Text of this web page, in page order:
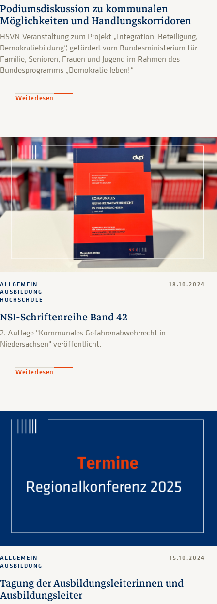
Podiumsdiskussion zu kommunalen
Möglichkeiten und Handlungskorridoren
HSVN-Veranstaltung zum Projekt „Integration, Beteiligung,
Demokratiebildung“, gefördert vom Bundesministerium für
Familie, Senioren, Frauen und Jugend im Rahmen des
Bundesprogramms „Demokratie leben!“
Weiterlesen
NSI-Schriftenreihe Band 42
ALLGEMEIN
AUSBILDUNG
HOCHSCHULE
18.10.2024
2. Auflage "Kommunales Gefahrenabwehrrecht in
Niedersachsen" veröffentlicht.
Weiterlesen
Tagung der Ausbildungsleiterinnen und
Ausbildungsleiter
ALLGEMEIN
AUSBILDUNG
15.10.2024